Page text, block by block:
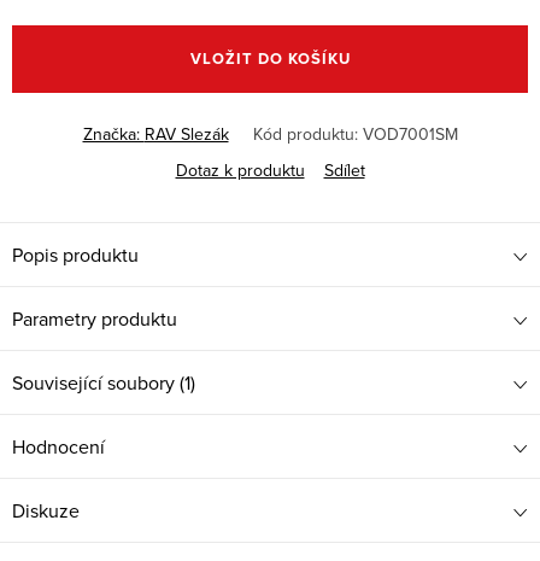
cena:
VLOŽIT DO KOŠÍKU
Značka: RAV Slezák Kód produktu: VOD7001SM
Dotaz k produktu
Sdílet
Popis produktu
Parametry produktu
Související soubory (1)
Hodnocení
Diskuze